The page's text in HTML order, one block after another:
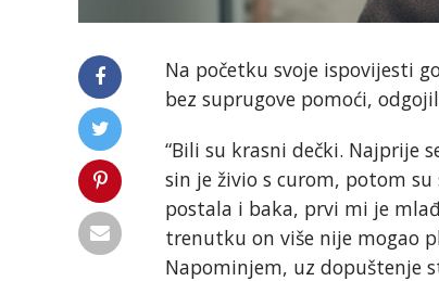
Na početku svoje ispovijesti
bez suprugove pomoći,
“Bili su krasni dečki. Najprije
sin je živio s curom, potom
postala i baka, prvi mi je
trenutku on više nije mogao
Napominjem, uz dopuštenje